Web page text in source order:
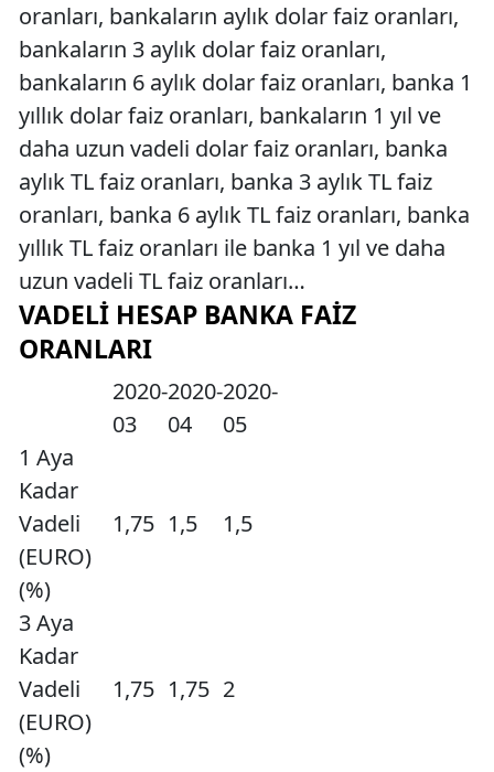
oranları, bankaların aylık dolar faiz oranları,
bankaların 3 aylık dolar faiz oranları,
bankaların 6 aylık dolar faiz oranları, banka 1
yıllık dolar faiz oranları, bankaların 1 yıl ve
daha uzun vadeli dolar faiz oranları, banka
aylık TL faiz oranları, banka 3 aylık TL faiz
oranları, banka 6 aylık TL faiz oranları, banka
yıllık TL faiz oranları ile banka 1 yıl ve daha
uzun vadeli TL faiz oranları…
VADELI HESAP BANKA FAIZ
ORANLARI
2020-
03
2020-
04
2020-
05
1 Aya
Kadar
Vadeli
(EURO)
(%)
1,75 1,5 1,5
3 Aya
Kadar
Vadeli
(EURO)
(%)
1,75 1,75 2